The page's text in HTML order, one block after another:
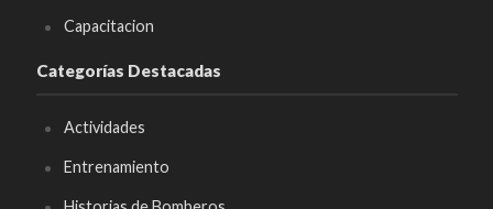
Capacitacion
Categorías Destacadas
Actividades
Entrenamiento